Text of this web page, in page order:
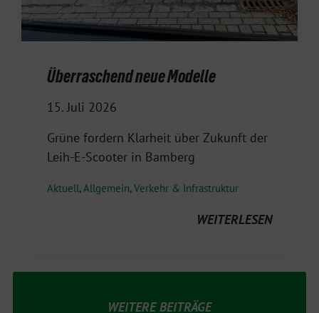
Überraschend neue Modelle
15. Juli 2026
Grüne fordern Klarheit über Zukunft der
Leih-E-Scooter in Bamberg
Aktuell,Allgemein,Verkehr & Infrastruktur
WEITERLESEN
WEITERE BEITRÄGE